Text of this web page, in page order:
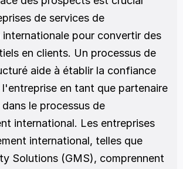
de services de
internationale pour convertir des
en clients. Un processus de
aide à établir la confiance
en tant que partenaire
le processus de
international. Les entreprises
international, telles que
Solutions (GMS), comprennent